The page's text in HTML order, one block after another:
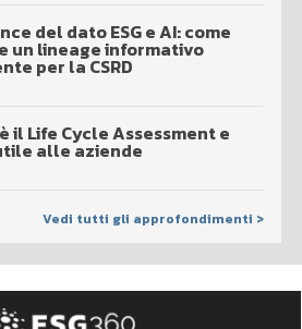
del dato ESG e AI: come
un lineage informativo
per la CSRD
il Life Cycle Assessment e
alle aziende
Vedi tutti gli approfondimenti >